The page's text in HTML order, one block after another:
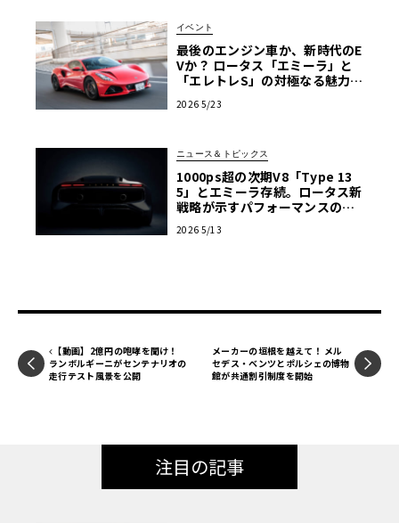
イベント
最後のエンジン車か、新時代のE
Vか？ ロータス「エミーラ」と
「エレトレS」の対極なる魅力を
ーズミート2026横浜】
2026 5/23
ニュース＆トピックス
1000ps超の次期V8「Type 13
5」とエミーラ存続。ロータス新
戦略が示すパフォーマンスの未
2026 5/13
【動画】2億円の咆哮を聞け！
ランボルギーニがセンテナリオの
走行テスト風景を公開
メーカーの垣根を越えて！ メル
セデス・ベンツとポルシェの博物
館が共通割引制度を開始
注目の記事